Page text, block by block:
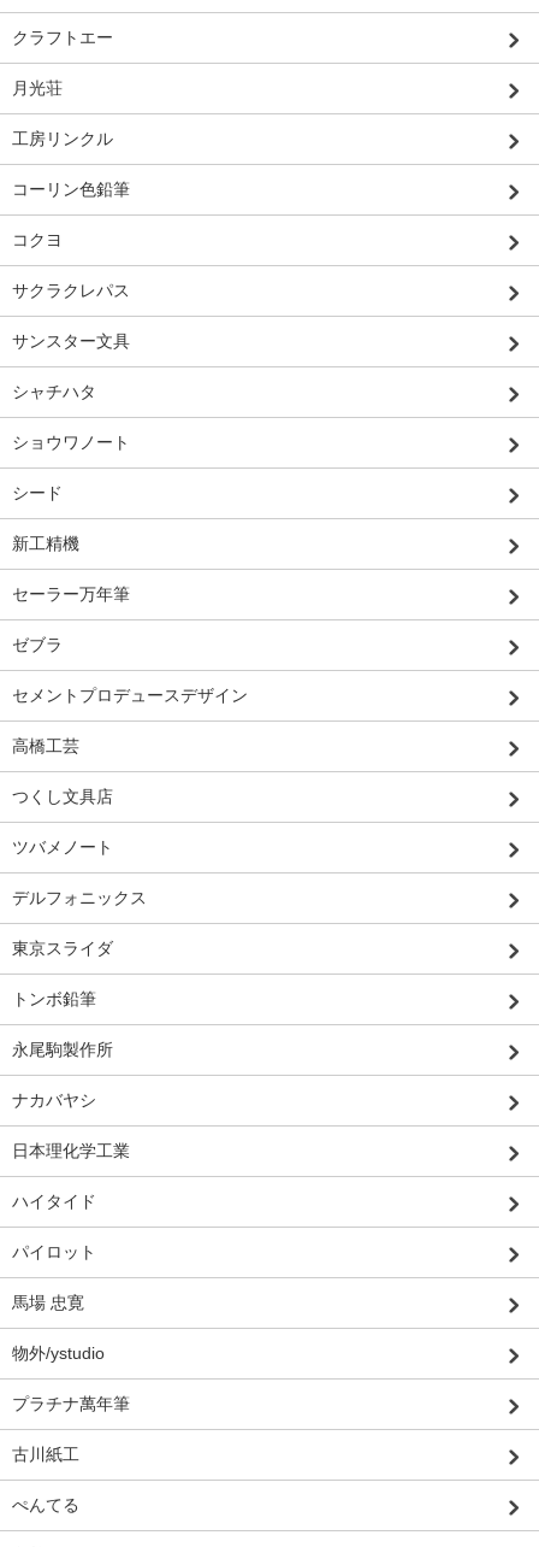
クラフトエー
月光荘
工房リンクル
コーリン色鉛筆
コクヨ
サクラクレパス
サンスター文具
シャチハタ
ショウワノート
シード
新工精機
セーラー万年筆
ゼブラ
セメントプロデュースデザイン
高橋工芸
つくし文具店
ツバメノート
デルフォニックス
東京スライダ
トンボ鉛筆
永尾駒製作所
ナカバヤシ
日本理化学工業
ハイタイド
パイロット
馬場 忠寛
物外/ystudio
プラチナ萬年筆
古川紙工
ぺんてる